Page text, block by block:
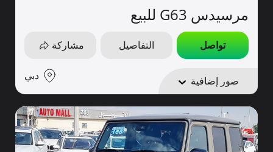
مرسيدس G63 للبيع
تواصل التفاصيل مشاركة
صور إضافية دبي